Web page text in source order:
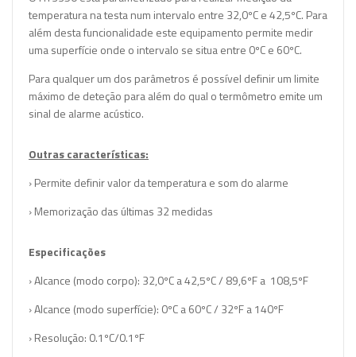
temperatura na testa num intervalo entre 32,0ºC e 42,5ºC. Para
além desta funcionalidade este equipamento permite medir
uma superfície onde o intervalo se situa entre 0ºC e 60ºC.
Para qualquer um dos parâmetros é possível definir um limite
máximo de deteção para além do qual o termômetro emite um
sinal de alarme acústico.
Outras características:
› Permite definir valor da temperatura e som do alarme
› Memorização das últimas 32 medidas
Especificações
› Alcance (modo corpo): 32,0ºC a 42,5ºC / 89,6ºF a 108,5ºF
› Alcance (modo superfície): 0ºC a 60ºC / 32ºF a 140ºF
› Resolução: 0.1ºC/0.1ºF